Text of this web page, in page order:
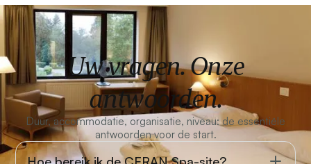
Uw vragen. Onze
antwoorden.
Duur, accommodatie, organisatie, niveau: de essentiële
antwoorden voor de start.